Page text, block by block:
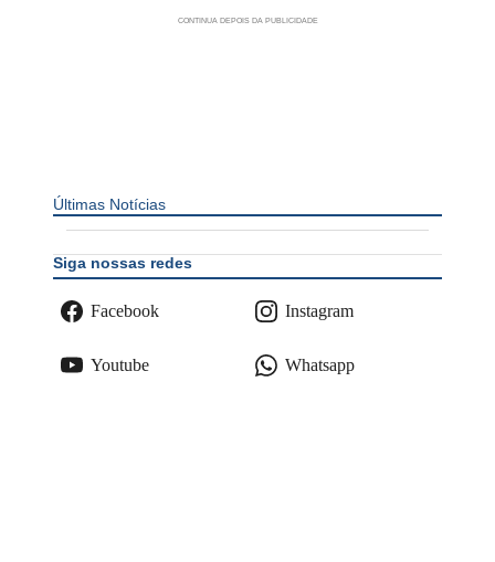
Últimas Notícias
Siga nossas redes
Facebook Instagram
Youtube Whatsapp